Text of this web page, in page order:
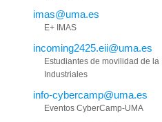
imas@uma.es
E+ IMAS
incoming2425.eii@uma.es
Estudiantes de movilidad de
Industriales
info-cybercamp@uma.es
Eventos CyberCamp-UMA